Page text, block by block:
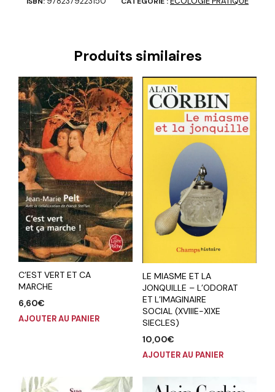
Produits similaires
C’EST VERT ET CA
MARCHE
6,60€
AJOUTER AU PANIER
LE MIASME ET LA
JONQUILLE – L’ODORAT
ET L’IMAGINAIRE
SOCIAL (XVIIIE-XIXE
SIECLES)
10,00€
AJOUTER AU PANIER